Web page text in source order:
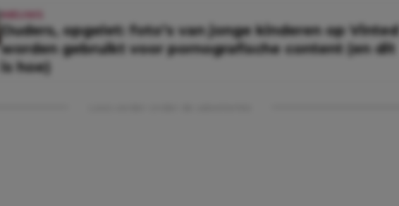
Ouders, opgelet: foto’s van jonge kinderen op Vinted
worden gebruikt voor pornografische content (en dit
is hoe)